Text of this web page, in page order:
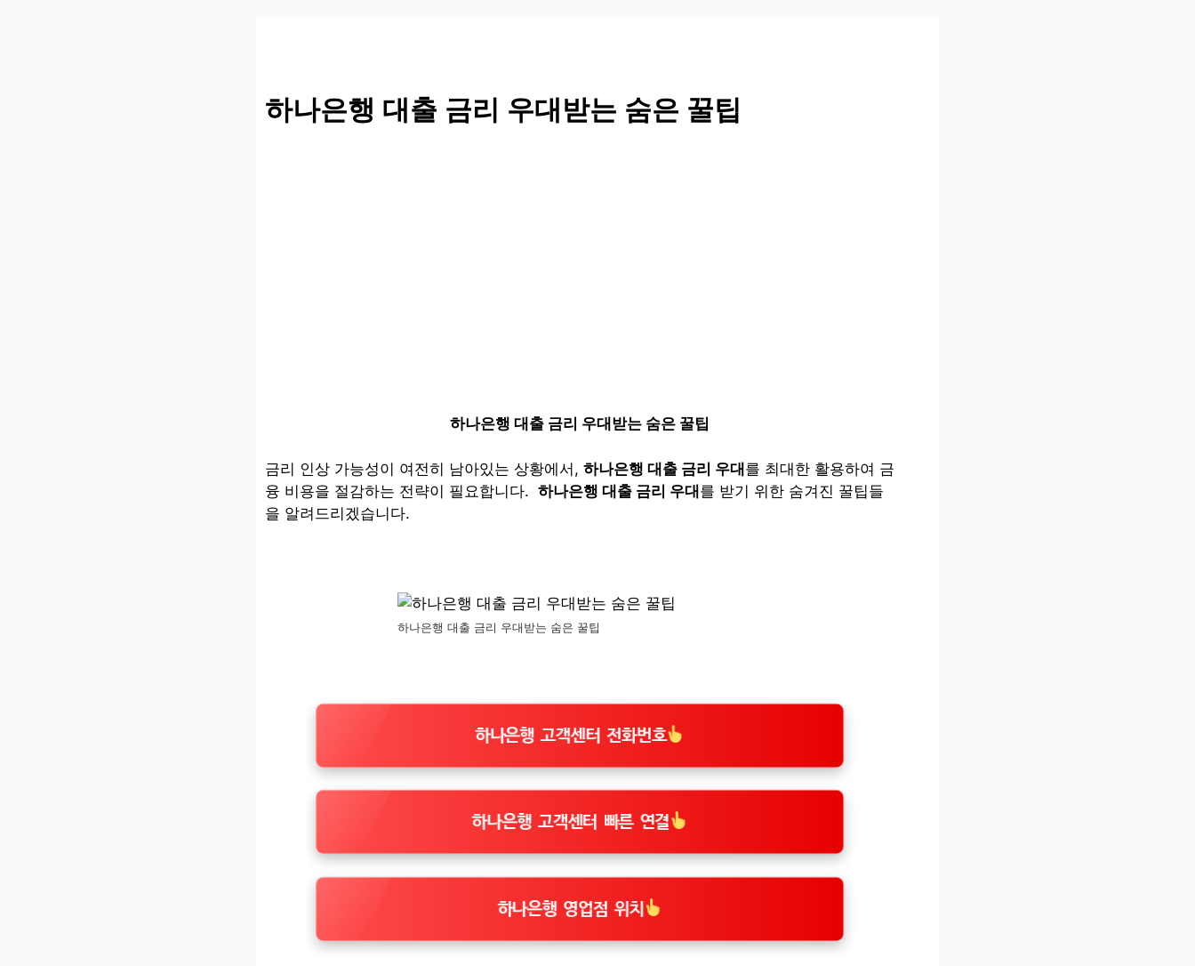
하나은행 대출 금리 우대받는 숨은 꿀팁
하나은행 대출 금리 우대받는 숨은 꿀팁
금리 인상 가능성이 여전히 남아있는 상황에서, 하나은행 대출 금리 우대를 최대한 활용하여 금
융 비용을 절감하는 전략이 필요합니다. 하나은행 대출 금리 우대를 받기 위한 숨겨진 꿀팁들
을 알려드리겠습니다.
하나은행 대출 금리 우대받는 숨은 꿀팁
하나은행 고객센터 전화번호
하나은행 고객센터 빠른 연결
하나은행 영업점 위치